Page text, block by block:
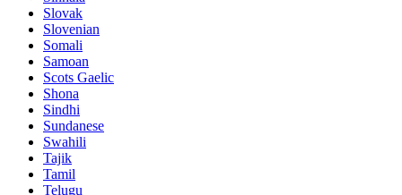
Slovak
Slovenian
Somali
Samoan
Scots Gaelic
Shona
Sindhi
Sundanese
Swahili
Tajik
Tamil
Telugu